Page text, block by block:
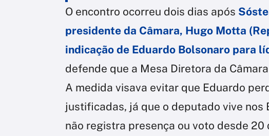
O encontro ocorreu dois dias após
presidente da Câmara, Hugo Motta
indicação de Eduardo Bolsonaro para
defende que a Mesa Diretora da
A medida visava evitar que Eduardo
justificadas, já que o deputado vive nos
não registra presença ou voto desde